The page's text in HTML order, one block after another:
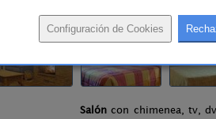
Salón con chimenea, tv,